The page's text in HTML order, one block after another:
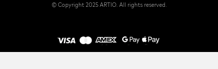
© Copyright 2025 ARTIO. All rights reserved.